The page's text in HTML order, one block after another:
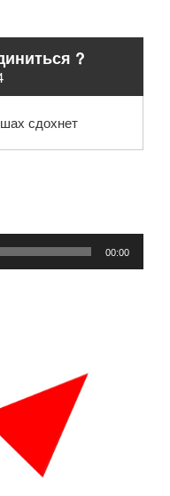
?
сдохнет
00:00